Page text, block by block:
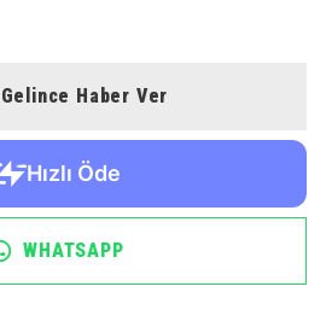
Haber Ver
WHATSAPP